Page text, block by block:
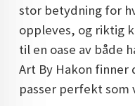
NORSK KUNST
DOPAMIN DECOR NORGE
DOPAMIN DECOR NORGE
stor betydning for
oppleves, og riktig
til en oase av både
Art By Hakon finner
passer perfekt som